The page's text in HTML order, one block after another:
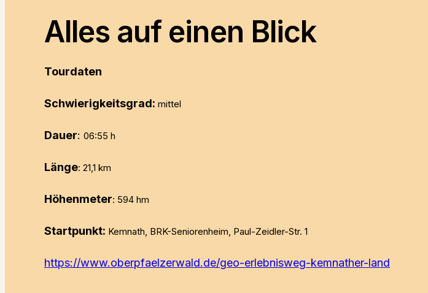
Alles auf einen Blick
Tourdaten
Schwierigkeitsgrad: mittel
Dauer: 06:55 h
Länge: 21,1 km
Höhenmeter: 594 hm
Startpunkt: Kemnath, BRK-Seniorenheim, Paul-Zeidler-Str. 1
https://www.oberpfaelzerwald.de/geo-erlebnisweg-kemnather-land